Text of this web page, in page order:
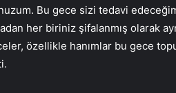
Bu gece sizi tedavi
her biriniz şifalanmış olarak
özellikle hanımlar bu gece